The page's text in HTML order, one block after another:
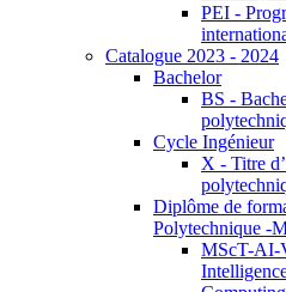
PEI -
Catalogue 2023 - 2024
Bachelor
BS -
Cycle Ingénieur
X - Titre
Diplôme de
Polytechnique -
MScT-AI-